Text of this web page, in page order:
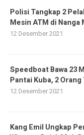
Polisi Tangkap 2
Mesin ATM di Nanga
12 Desember 2021
Speedboat Bawa 23
Pantai Kuba, 2 Orang
12 Desember 2021
Kang Emil Ungkap